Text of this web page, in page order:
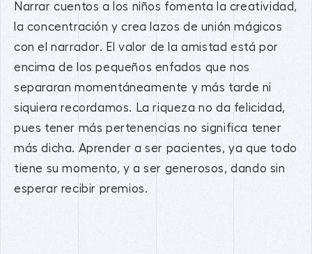
Narrar cuentos a los niños fomenta la creatividad,
la concentración y crea lazos de unión mágicos
con el narrador. El valor de la amistad está por
encima de los pequeños enfados que nos
separaran momentáneamente y más tarde ni
siquiera recordamos. La riqueza no da felicidad,
pues tener más pertenencias no significa tener
más dicha. Aprender a ser pacientes, ya que todo
tiene su momento, y a ser generosos, dando sin
esperar recibir premios.